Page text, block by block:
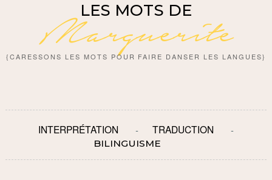
LES MOTS DE
Marguerite
{CARESSONS LES MOTS POUR FAIRE DANSER LES LANGUES}
INTERPRÉTATION TRADUCTION
BILINGUISME